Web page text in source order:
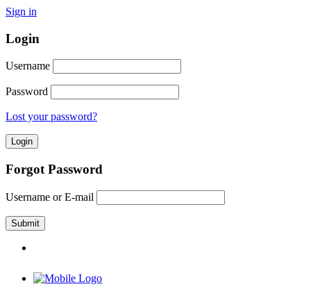
Sign in
Login
Username
Password
Lost your password?
Forgot Password
Username or E-mail